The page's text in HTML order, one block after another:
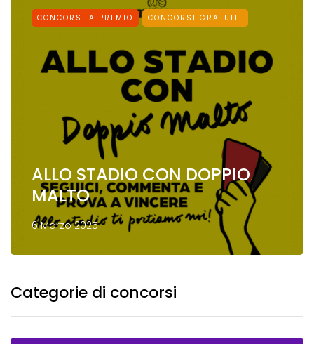
CONCORSI A PREMIO CONCORSI GRATUITI
ALLO STADIO CON DOPPIO
MALTO
6 Marzo 2025
Categorie di concorsi